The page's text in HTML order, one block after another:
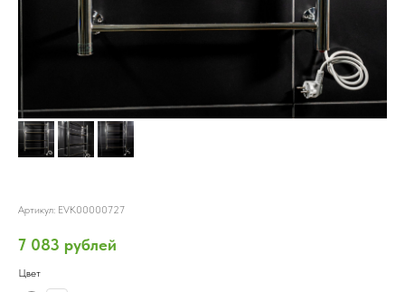
Артикул: EVK00000727
7 083 рублей
Цвет